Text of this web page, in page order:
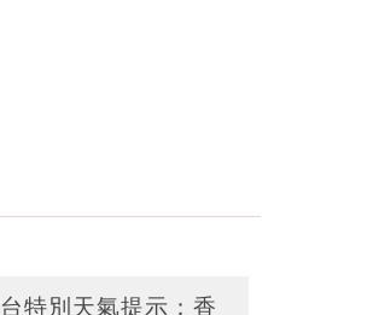
特別天氣提示：香